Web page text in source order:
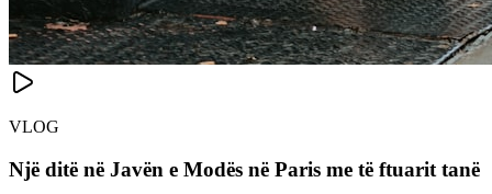
VLOG
Një ditë në Javën e Modës në Paris me të ftuarit tanë